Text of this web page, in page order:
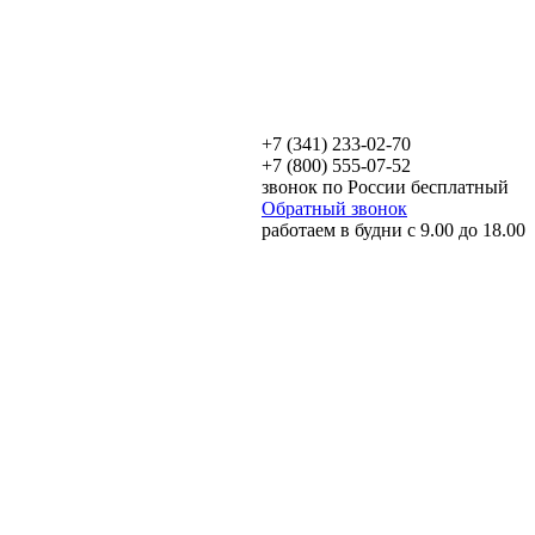
+7 (341) 233-02-70
+7 (800) 555-07-52
звонок по России бесплатный
Обратный звонок
работаем в будни с 9.00 до 18.00